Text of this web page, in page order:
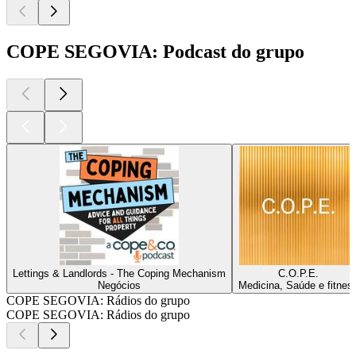
COPE SEGOVIA: Podcast do grupo
Lettings & Landlords - The Coping Mechanism
Negócios
C.O.P.E.
Medicina, Saúde e
COPE SEGOVIA: Rádios do grupo
COPE SEGOVIA: Rádios do grupo